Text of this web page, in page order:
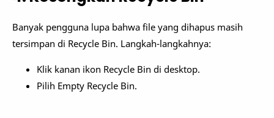
Banyak pengguna lupa bahwa file yang dihapus masih
tersimpan di Recycle Bin. Langkah-langkahnya:
Klik kanan ikon Recycle Bin di desktop.
Pilih Empty Recycle Bin.